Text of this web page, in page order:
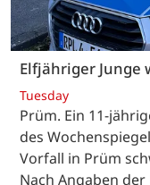
Elfjähriger Junge
Tuesday
Prüm. Ein 11-
des
Vorfall in Prüm
Nach Angaben